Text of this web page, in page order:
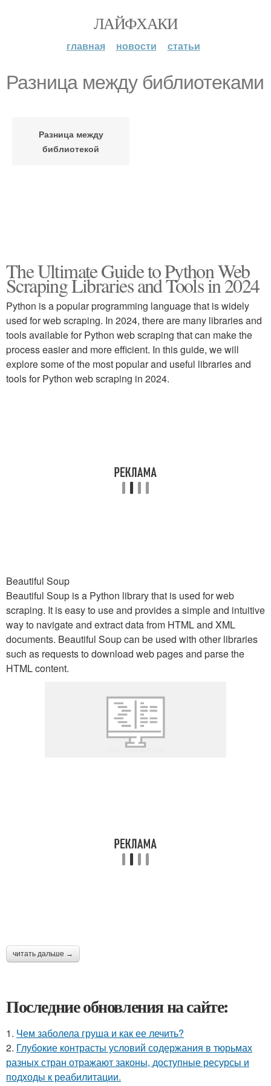
ЛАЙФХАКИ
главная новости статьи
Разница между библиотеками
Разница между
библиотекой
The Ultimate Guide to Python Web
Scraping Libraries and Tools in 2024
Python is a popular programming language that is widely
used for web scraping. In 2024, there are many libraries and
tools available for Python web scraping that can make the
process easier and more efficient. In this guide, we will
explore some of the most popular and useful libraries and
tools for Python web scraping in 2024.
Beautiful Soup
Beautiful Soup is a Python library that is used for web
scraping. It is easy to use and provides a simple and intuitive
way to navigate and extract data from HTML and XML
documents. Beautiful Soup can be used with other libraries
such as requests to download web pages and parse the
HTML content.
читать дальше →
Последние обновления на сайте:
1. Чем заболела груша и как ее лечить?
2. Глубокие контрасты условий содержания в тюрьмах
разных стран отражают законы, доступные ресурсы и
подходы к реабилитации.